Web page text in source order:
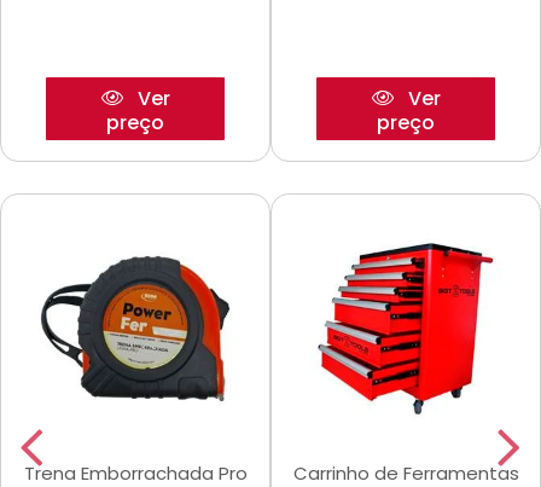
Ver
preço
Ver
preço
Trena Emborrachada Pro
Carrinho de Ferramentas